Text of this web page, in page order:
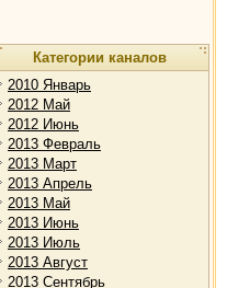
Категории каналов
2010 Январь
2012 Май
2012 Июнь
2013 Февраль
2013 Март
2013 Апрель
2013 Май
2013 Июнь
2013 Июль
2013 Август
2013 Сентябрь